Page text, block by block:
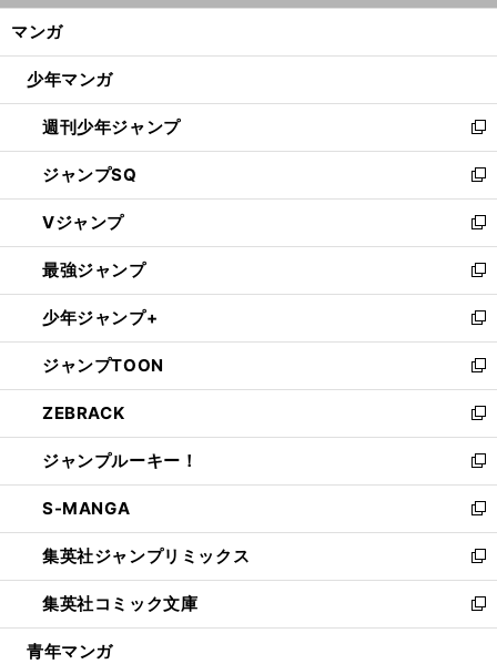
ン
ウ
開
く
マンガ
少年マンガ
週刊少年ジャンプ
新
し
い
ウ
ィ
ン
ド
ウ
で
開
く
ジャンプSQ
新
し
い
ウ
ィ
ン
ド
ウ
で
開
く
Vジャンプ
新
し
い
ウ
ィ
ン
ド
ウ
で
開
く
最強ジャンプ
新
し
い
ウ
ィ
ン
ド
ウ
で
開
く
少年ジャンプ+
新
し
い
ウ
ィ
ン
ド
ウ
で
開
く
ジャンプTOON
新
し
い
ウ
ィ
ン
ド
ウ
で
開
く
ZEBRACK
新
し
い
ウ
ィ
ン
ド
ウ
で
開
ジャンプルーキー！
新
し
い
ウ
ィ
ン
ド
ウ
S-MANGA
新
し
い
ウ
ィ
ン
集英社ジャンプリミックス
新
し
い
ウ
集英社コミック文庫
新
し
青年マンガ